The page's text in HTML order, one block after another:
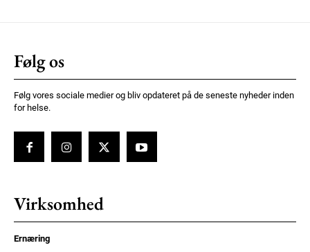
Følg os
Følg vores sociale medier og bliv opdateret på de seneste nyheder inden
for helse.
Virksomhed
Ernæring